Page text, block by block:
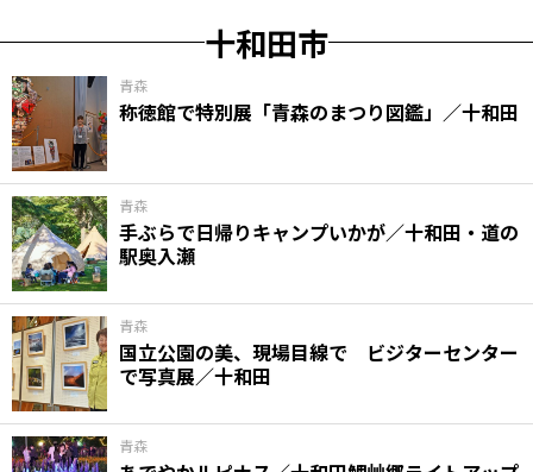
十和田市
青森
称徳館で特別展「青森のまつり図鑑」／十和田
青森
手ぶらで日帰りキャンプいかが／十和田・道の
駅奥入瀬
青森
国立公園の美、現場目線で ビジターセンター
で写真展／十和田
青森